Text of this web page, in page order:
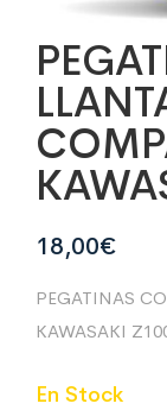
18,00€
PEGATINAS
KAWASAKI
En Stock